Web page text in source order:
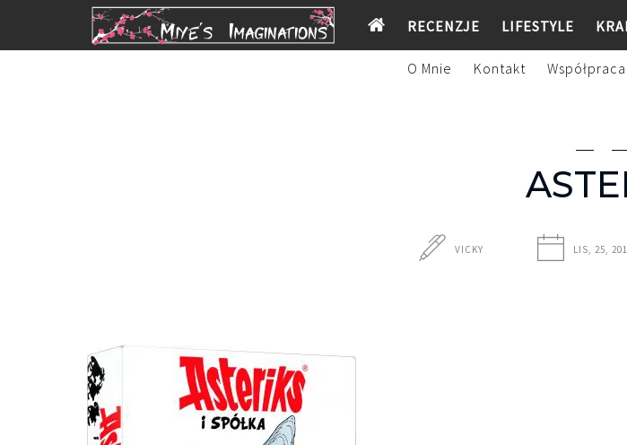
RECENZJE LIFESTYLE
O Mnie Kontakt Współpraca
VICKY LIS, 25,